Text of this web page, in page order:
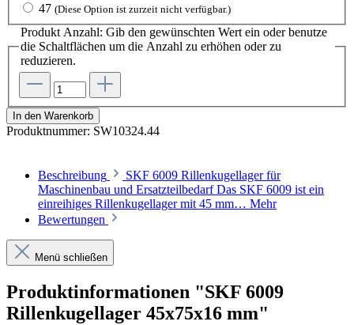
47 (Diese Option ist zurzeit nicht verfügbar.)
Produkt Anzahl: Gib den gewünschten Wert ein oder benutze
die Schaltflächen um die Anzahl zu erhöhen oder zu
reduzieren.
In den Warenkorb
Produktnummer: SW10324.44
Beschreibung
SKF 6009 Rillenkugellager für
Maschinenbau und Ersatzteilbedarf Das SKF 6009 ist ein
einreihiges Rillenkugellager mit 45 mm… Mehr
Bewertungen
Menü schließen
Produktinformationen "SKF 6009
Rillenkugellager 45x75x16 mm"